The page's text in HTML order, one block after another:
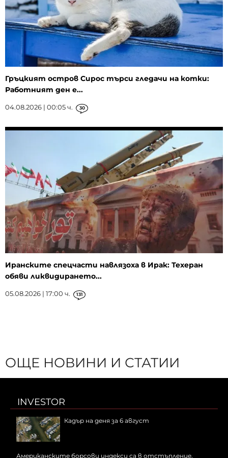
Гръцкият остров Сирос търси гледачи на котки:
Работният ден е...
04.08.2026 | 00:05 ч. 30
Иранските спецчасти навлязоха в Ирак: Техеран
обяви ликвидирането...
05.08.2026 | 17:00 ч. 131
ОЩЕ НОВИНИ И СТАТИИ
INVESTOR
Кадър на деня за 6 август
Американските борсови индекси са в отстъпление,